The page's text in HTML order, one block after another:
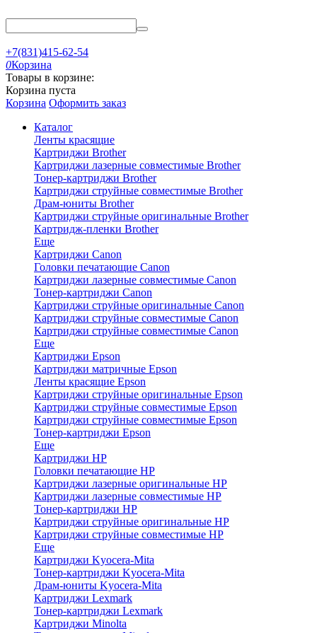
+7(831)415-62-54
0Корзина
Товары в корзине:
Корзина пуста
Корзина Оформить заказ
Каталог
Ленты красящие
Картриджи Brother
Картриджи лазерные совместимые Brother
Тонер-картриджи Brother
Картриджи струйные совместимые Brother
Драм-юниты Brother
Картриджи струйные оригинальные Brother
Картридж-пленки Brother
Еще
Картриджи Canon
Головки печатающие Canon
Картриджи лазерные совместимые Canon
Тонер-картриджи Canon
Картриджи струйные оригинальные Canon
Картриджи струйные совместимые Canon
Картриджи струйные совместимые Canon
Еще
Картриджи Epson
Картриджи матричные Epson
Ленты красящие Epson
Картриджи струйные оригинальные Epson
Картриджи струйные совместимые Epson
Картриджи струйные совместимые Epson
Тонер-картриджи Epson
Еще
Картриджи HP
Головки печатающие HP
Картриджи лазерные оригинальные HP
Картриджи лазерные совместимые HP
Тонер-картриджи HP
Картриджи струйные оригинальные HP
Картриджи струйные совместимые HP
Еще
Картриджи Kyocera-Mita
Тонер-картриджи Kyocera-Mita
Драм-юниты Kyocera-Mita
Картриджи Lexmark
Тонер-картриджи Lexmark
Картриджи Minolta